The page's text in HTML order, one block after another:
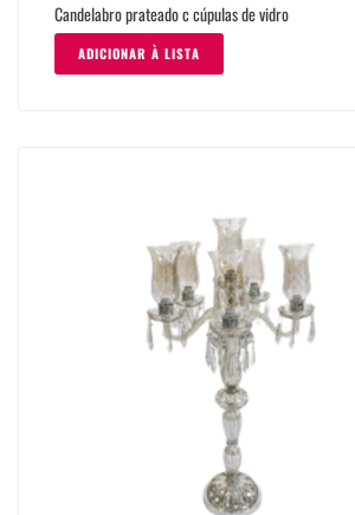
Candelabro prateado c cúpulas de vidro
ADICIONAR À LISTA